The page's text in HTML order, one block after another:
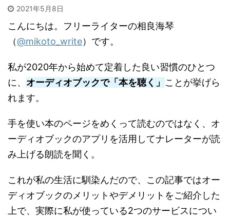
2021年5月8日
こんにちは。フリーライターの相良海琴
（@mikoto_write）です。
私が2020年から始めて定着した良い習慣のひとつ
に、 オーディオブックで「本を聴く」 ことが挙げら
れます。
手を使い本のページをめくって読むのではなく、オ
ーディオブックのアプリを活用してナレーターが読
み上げる朗読を聞く。
これが私の生活に馴染んだので、この記事ではオー
ディオブックのメリットやデメリットをご紹介した
上で、実際に私が使っている2つのサービスについ